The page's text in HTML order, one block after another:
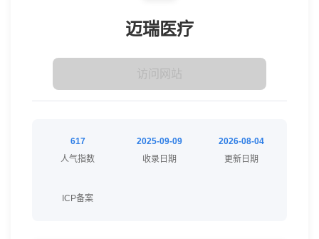
迈瑞医疗
访问网站
617
人气指数
2025-09-09
收录日期
2026-08-04
更新日期
ICP备案